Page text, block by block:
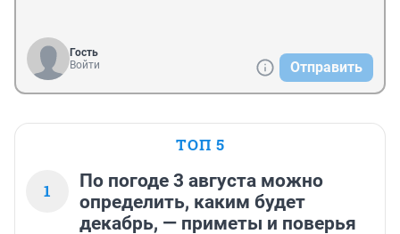
Гость
Войти
Отправить
ТОП 5
1
По погоде 3 августа можно
определить, каким будет
декабрь, — приметы и поверья